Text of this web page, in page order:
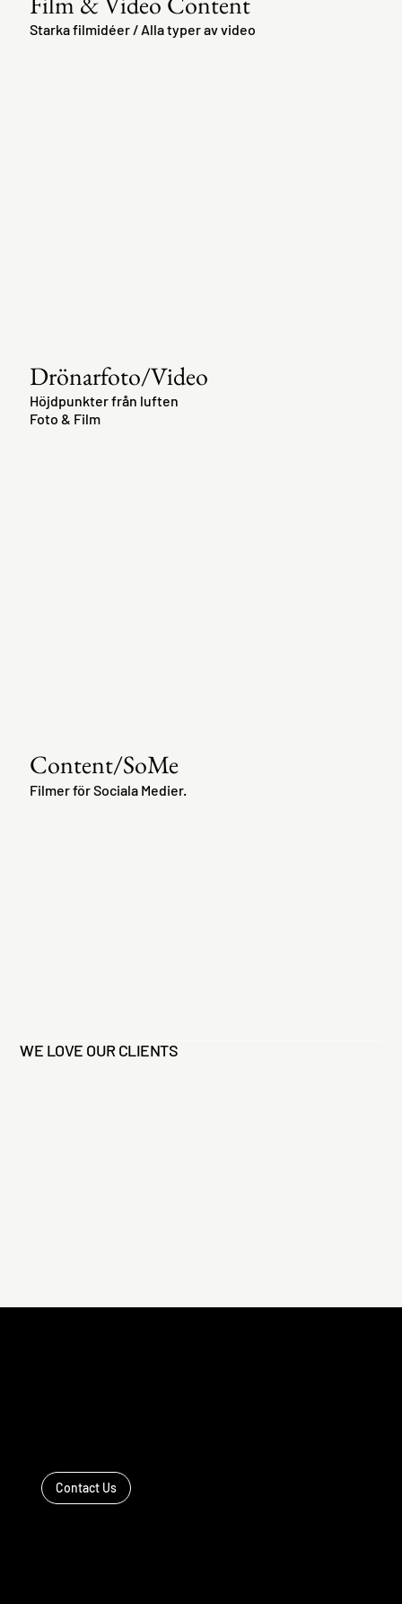
Starka filmidéer / Alla typer av video
Drönarfoto/Video
Höjdpunkter från luften
Foto & Film
Content/SoMe
Filmer för Sociala Medier.
WE LOVE OUR CLIENTS
Contact Us